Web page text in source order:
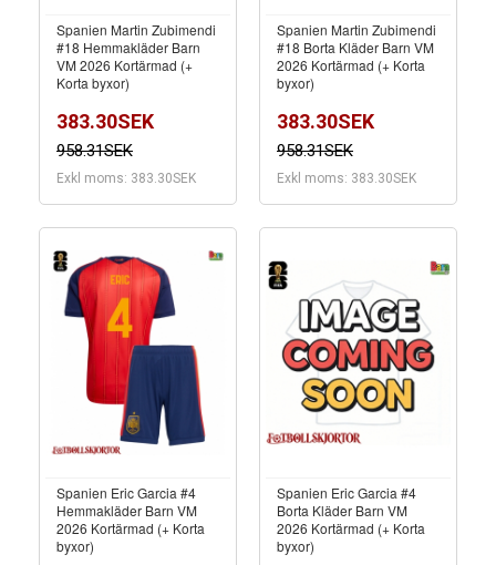
Spanien Martin Zubimendi
#18 Hemmakläder Barn
VM 2026 Kortärmad (+
Korta byxor)
383.30SEK
958.31SEK
Exkl moms: 383.30SEK
Spanien Martin Zubimendi
#18 Borta Kläder Barn VM
2026 Kortärmad (+ Korta
byxor)
383.30SEK
958.31SEK
Exkl moms: 383.30SEK
Spanien Eric Garcia #4
Hemmakläder Barn VM
2026 Kortärmad (+ Korta
byxor)
Spanien Eric Garcia #4
Borta Kläder Barn VM
2026 Kortärmad (+ Korta
byxor)